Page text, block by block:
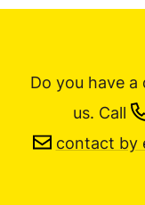
Do you have
us. Call
contact by